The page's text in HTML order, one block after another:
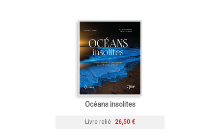
Océans insolites
Livre relié 26,50 €